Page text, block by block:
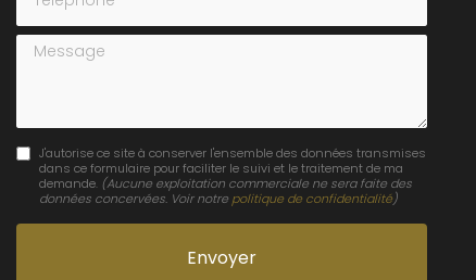
Message
J'autorise ce site à conserver l'ensemble des données transmises
dans ce formulaire pour faciliter le suivi et le traitement de ma
demande. (Aucune exploitation commerciale ne sera faite des
données concervées. Voir notre politique de confidentialité)